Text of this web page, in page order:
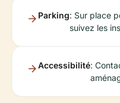
Parking: Sur place
suivez les
Accessibilité: